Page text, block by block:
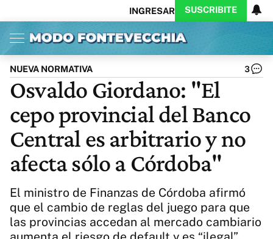
INGRESAR SUSCRIBITE
Inicio Ahora
Opinión
Política
Ciencia
Cultura
Arte
Educación
Clima
Deportes
CARAS
Exitoina
Turismo
Videos
Córdoba
Reperfilar
Business
Noticias
Caras
Diario del Juicio
Actualidad
NUEVA NORMATIVA 3
Osvaldo Giordano: "El
cepo provincial del Banco
Central es arbitrario y no
afecta sólo a Córdoba"
El ministro de Finanzas de Córdoba afirmó
que el cambio de reglas del juego para que
las provincias accedan al mercado cambiario